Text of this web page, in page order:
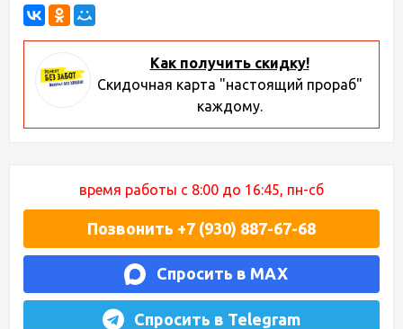
Как получить скидку!
Скидочная карта "настоящий прораб"
каждому.
время работы с 8:00 до 16:45, пн-сб
Позвонить +7 (930) 887-67-68
Спросить в MAX
Спросить в Telegram